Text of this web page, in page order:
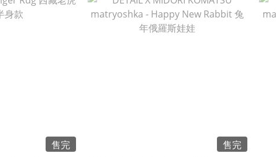
售完 售完